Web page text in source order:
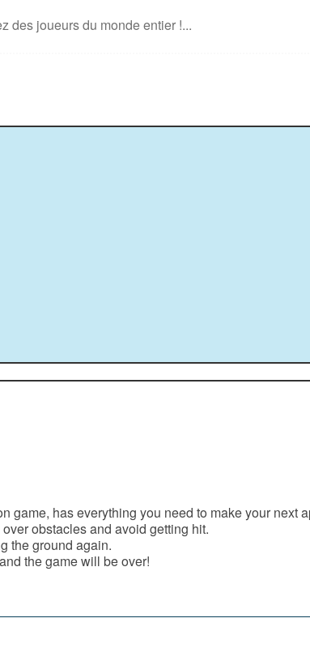
des joueurs du monde entier !...
game, has everything you need to make your next
obstacles and avoid getting hit.
the ground again.
the game will be over!